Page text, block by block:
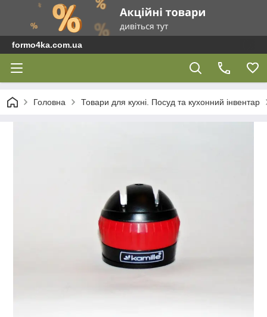
formo4ka.com.ua
Головна Товари для кухні. Посуд та кухонний інвентар